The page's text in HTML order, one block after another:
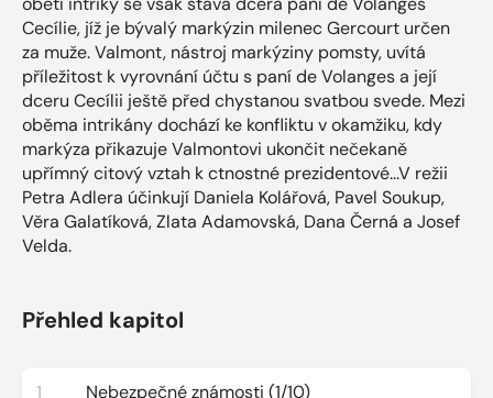
Cecílie, jíž je bývalý markýzin milenec Gercourt určen
za muže. Valmont, nástroj markýziny pomsty, uvítá
příležitost k vyrovnání účtu s paní de Volanges a její
dceru Cecílii ještě před chystanou svatbou svede. Mezi
oběma intrikány dochází ke konfliktu v okamžiku, kdy
markýza přikazuje Valmontovi ukončit nečekaně
upřímný citový vztah k ctnostné prezidentové...V režii
Petra Adlera účinkují Daniela Kolářová, Pavel Soukup,
Věra Galatíková, Zlata Adamovská, Dana Černá a Josef
Velda.
Přehled kapitol
1 Nebezpečné známosti (1/10)